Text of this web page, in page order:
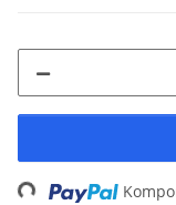
Loading...